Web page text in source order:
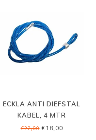
ECKLA ANTI DIEFSTAL
KABEL, 4 MTR
€22,00€18,00